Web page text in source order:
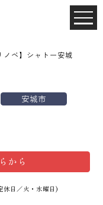
ノベ】シャトー安城
安城市
から
日／火・水曜日)